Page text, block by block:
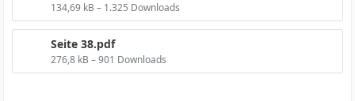
134,69 kB – 1.325 Downloads
Seite 38.pdf
276,8 kB – 901 Downloads